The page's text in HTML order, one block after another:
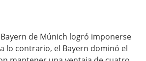
de Múnich logró imponerse
lo contrario, el Bayern dominó el